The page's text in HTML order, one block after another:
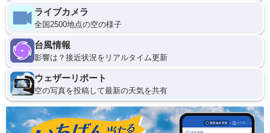
ライブカメラ
全国2500地点の空の様子
台風情報
影響は？接近状況をリアルタイム更新
ウェザーリポート
空の写真を投稿して最新の天気を共有